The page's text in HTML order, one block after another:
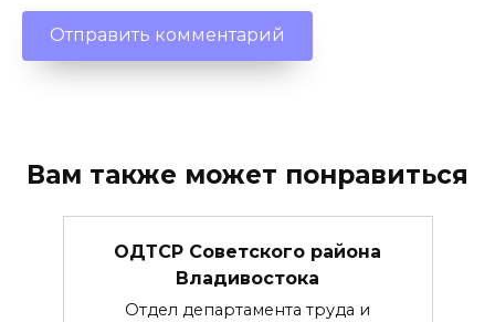
Вам также может понравиться
ОДТСР Советского района
Владивостока
Отдел департамента труда и